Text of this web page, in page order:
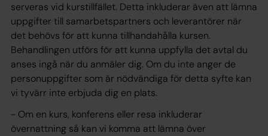
serveras vid kurstillfället. Detta inkluderar även att lämna
uppgifter till samarbetspartners och leverantörer när
det behövs för att kunna tillhandahålla kursen.
Behandlingen utförs för att kunna uppfylla det avtal du
anses ingå när du anmäler dig. Om du inte anger de
personuppgifter som är nödvändiga för detta syfte kan
vi tyvärr inte erbjuda dig en plats.
- Om en kurs, konferens eller resa inkluderar
övernattning så kan vi komma att lämna över